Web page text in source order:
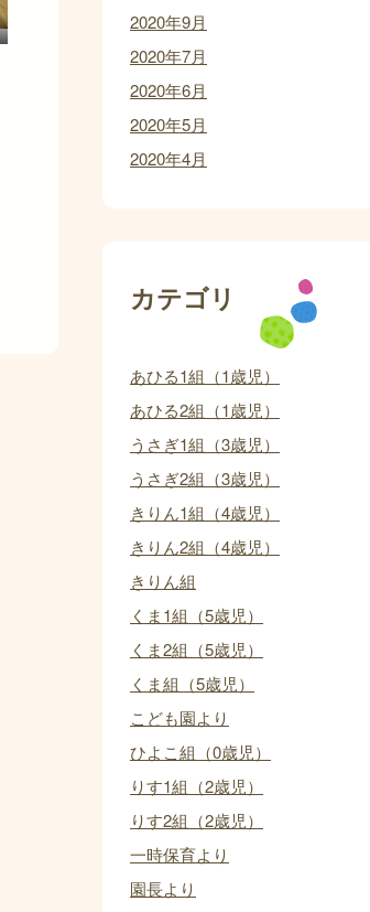
2020年9月
2020年7月
2020年6月
2020年5月
2020年4月
カテゴリ
あひる1組（1歳児）
あひる2組（1歳児）
うさぎ1組（3歳児）
うさぎ2組（3歳児）
きりん1組（4歳児）
きりん2組（4歳児）
きりん組
くま1組（5歳児）
くま2組（5歳児）
くま組（5歳児）
こども園より
ひよこ組（0歳児）
りす1組（2歳児）
りす2組（2歳児）
一時保育より
園長より